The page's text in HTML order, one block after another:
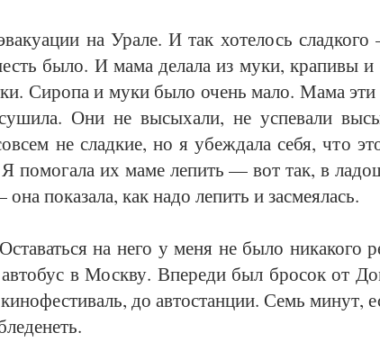
на Ура­ле. И так хо­те­лось слад­ко­го
бы­ло. И ма­ма де­ла­ла из му­ки, кра­пи­вы и
Си­ро­па и му­ки бы­ло очень ма­ло. Ма­ма
Они не вы­сы­ха­ли, не успе­ва­ли
не слад­кие, но я убеж­да­ла се­бя, что
их ма­ме ле­пить — вот так, в
по­ка­за­ла, как на­до ле­пить и за­сме­я­лась.
на не­го у ме­ня не бы­ло ни­ка­ко­го
в Моск­ву. Впе­ре­ди был бро­сок от
до ав­то­стан­ции. Семь ми­нут,